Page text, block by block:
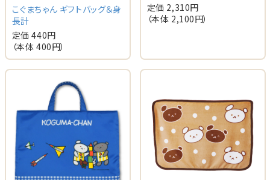
こぐまちゃん ギフトバッグ＆身
長計
定価 440円
（本体 400円）
定価 2,310円
（本体 2,100円）